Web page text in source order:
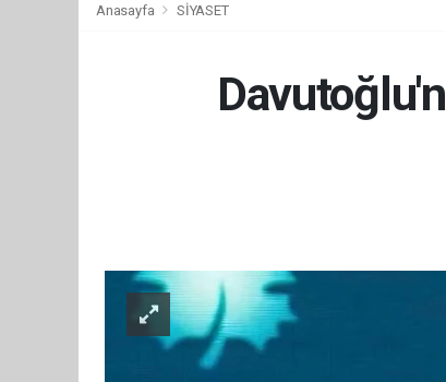
Anasayfa SİYASET